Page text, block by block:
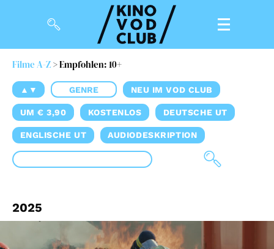
Magazin
Kuratierungen
Events
Gutscheine
Filme A-Z> Empfohlen: 10+
▲▼ GENRE NEU IM VOD CLUB
UM € 3,90 KOSTENLOS DEUTSCHE UT
ENGLISCHE UT AUDIODESKRIPTION
2025